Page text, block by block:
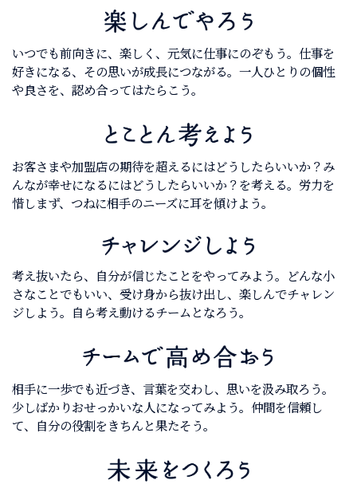
いつでも前向きに、楽しく、元気に仕事にのぞもう。仕事を
好きになる、その思いが成長につながる。一人ひとりの個性
や良さを、認め合ってはたらこう。
お客さまや加盟店の期待を超えるにはどうしたらいいか？み
んなが幸せになるにはどうしたらいいか？を考える。労力を
惜しまず、つねに相手のニーズに耳を傾けよう。
考え抜いたら、自分が信じたことをやってみよう。どんな小
さなことでもいい、受け身から抜け出し、楽しんでチャレン
ジしよう。自ら考え動けるチームとなろう。
相手に一歩でも近づき、言葉を交わし、思いを汲み取ろう。
少しばかりおせっかいな人になってみよう。仲間を信頼し
て、自分の役割をきちんと果たそう。